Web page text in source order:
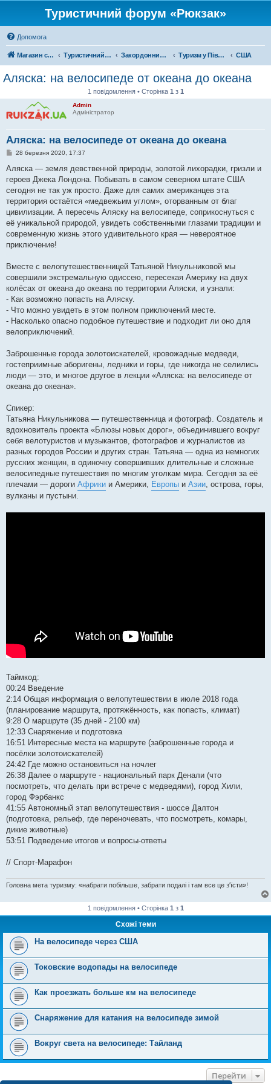
Туристичний форум «Рюкзак»
Допомога
Магазин спорядження Туристичний форум «Рюкзак» Закордонний туризм Туризм у Північній Америці США
Аляска: на велосипеде от океана до океана
1 повідомлення • Сторінка 1 з 1
Admin
Адміністратор
Аляска: на велосипеде от океана до океана
П
в
д
о
л
е
н
я
28 березня 2020, 17:37
Аляска — земля девственной природы, золотой лихорадки, гризли и
героев Джека Лондона. Побывать в самом северном штате США
сегодня не так уж просто. Даже для самих американцев эта
территория остаётся «медвежьим углом», оторванным от благ
цивилизации. А пересечь Аляску на велосипеде, соприкоснуться с
её уникальной природой, увидеть собственными глазами традиции и
современную жизнь этого удивительного края — невероятное
приключение!
Вместе с велопутешественницей Татьяной Никульниковой мы
совершили экстремальную одиссею, пересекая Америку на двух
колёсах от океана до океана по территории Аляски, и узнали:
- Как возможно попасть на Аляску.
- Что можно увидеть в этом полном приключений месте.
- Насколько опасно подобное путешествие и подходит ли оно для
велоприключений.
Заброшенные города золотоискателей, кровожадные медведи,
гостеприимные аборигены, ледники и горы, где никогда не селились
люди — это, и многое другое в лекции «Аляска: на велосипеде от
океана до океана».
Спикер:
Татьяна Никульникова — путешественница и фотограф. Создатель и
вдохновитель проекта «Блюзы новых дорог», объединившего вокруг
себя велотуристов и музыкантов, фотографов и журналистов из
разных городов России и других стран. Татьяна — одна из немногих
русских женщин, в одиночку совершивших длительные и сложные
велосипедные путешествия по многим уголкам мира. Сегодня за её
плечами — дороги Африки и Америки, Европы и Азии, острова, горы,
вулканы и пустыни.
Таймкод:
00:24 Введение
2:14 Общая информация о велопутешествии в июле 2018 года
(планирование маршрута, протяжённость, как попасть, климат)
9:28 О маршруте (35 дней - 2100 км)
12:33 Снаряжение и подготовка
16:51 Интересные места на маршруте (заброшенные города и
посёлки золотоискателей)
24:42 Где можно остановиться на ночлег
26:38 Далее о маршруте - национальный парк Денали (что
посмотреть, что делать при встрече с медведями), город Хили,
город Фэрбанкс
41:55 Автономный этап велопутешествия - шоссе Далтон
(подготовка, рельеф, где переночевать, что посмотреть, комары,
дикие животные)
53:51 Подведение итогов и вопросы-ответы
// Спорт-Марафон
Головна мета туризму: «набрати побільше, забрати подалі і там все це з'їсти»!
1 повідомлення • Сторінка 1 з 1
Схожі теми
На велосипеде через США
Токовские водопады на велосипеде
Как проезжать больше км на велосипеде
Снаряжение для катания на велосипеде зимой
Вокруг света на велосипеде: Тайланд
Перейти